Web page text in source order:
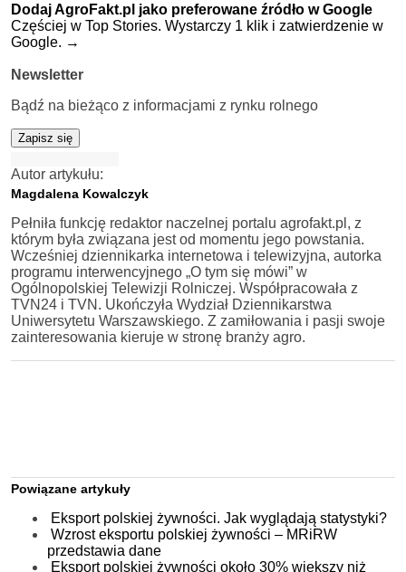
Dodaj AgroFakt.pl jako preferowane źródło w Google
Częściej w Top Stories. Wystarczy 1 klik i zatwierdzenie w
Google. →
Newsletter
Bądź na bieżąco z informacjami z rynku rolnego
Zapisz się
Autor artykułu:
Magdalena Kowalczyk
Pełniła funkcję redaktor naczelnej portalu agrofakt.pl, z
którym była związana jest od momentu jego powstania.
Wcześniej dziennikarka internetowa i telewizyjna, autorka
programu interwencyjnego „O tym się mówi” w
Ogólnopolskiej Telewizji Rolniczej. Współpracowała z
TVN24 i TVN. Ukończyła Wydział Dziennikarstwa
Uniwersytetu Warszawskiego. Z zamiłowania i pasji swoje
zainteresowania kieruje w stronę branży agro.
Powiązane artykuły
Eksport polskiej żywności. Jak wyglądają statystyki?
Wzrost eksportu polskiej żywności – MRiRW
przedstawia dane
Eksport polskiej żywności około 30% większy niż